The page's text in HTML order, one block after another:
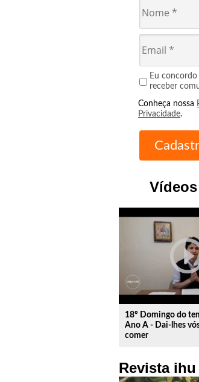
Eu concordo
receber
Conheça nossa
Privacidade.
Vídeos
18º Domingo do
Ano A - Dai-lhes
comer
Revista